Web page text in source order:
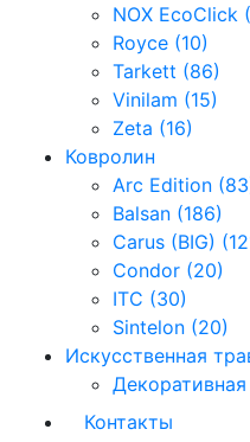
NOX EcoClick
Royce (10)
Tarkett (86)
Vinilam (15)
Zeta (16)
Ковролин
Arc Edition
Balsan (186)
Carus (BIG)
Condor (20)
ITC (30)
Sintelon (20)
Искусственная
Контакты